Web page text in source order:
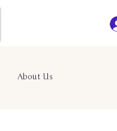
About Us